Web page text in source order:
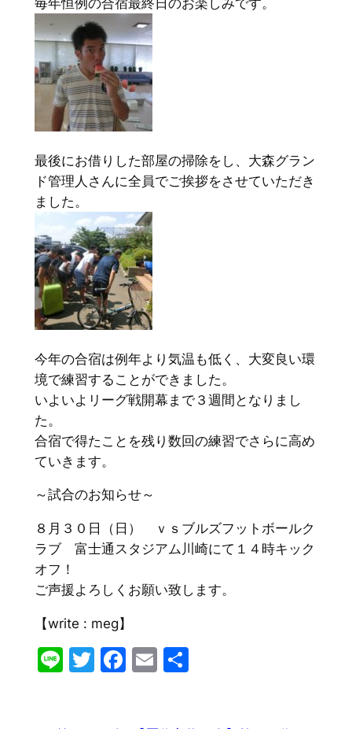
毎年恒例の合宿最終日のお楽しみです。
最後にお借りした部屋の掃除をし、大森グラン
ド管理人さんに全員でご挨拶をさせていただき
ました。
今年の合宿は例年より気温も低く、大変良い環
境で練習することができました。
いよいよリーグ戦開幕まで３週間となりまし
た。
合宿で得たことを残り数回の練習でさらに高め
ていきます。
～試合のお知らせ～
８月３０日（日） ｖｓブルズフットボールク
ラブ 富士通スタジアム川崎にて１４時キック
オフ！
ご声援よろしくお願い致します。
【write : meg】
LineTwitter
Facebook
Email
共